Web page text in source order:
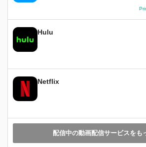
た時代、愛と友情の間の微
と起こる事件を豪快に正し
Hulu
Netflix
配信中の動画配信サービスをも